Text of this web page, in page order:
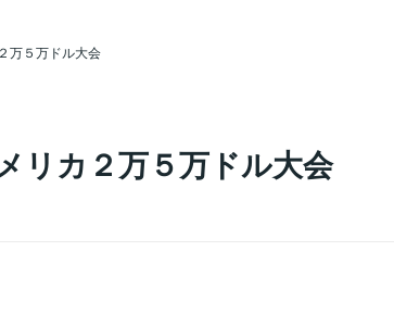
リカ２万５万ドル大会
万５万ドル大会